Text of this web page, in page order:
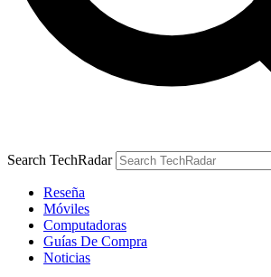
Search TechRadar
Reseña
Móviles
Computadoras
Guías De Compra
Noticias